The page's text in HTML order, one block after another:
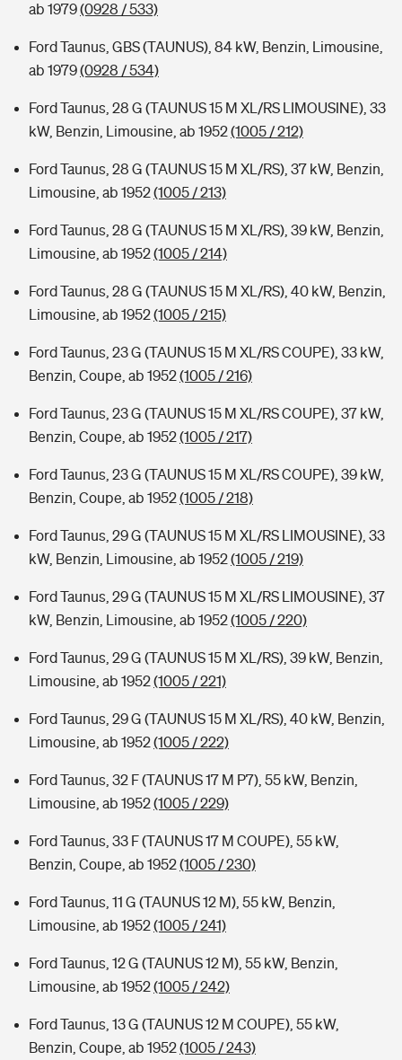
ab 1979(0928 / 533)
Ford Taunus, GBS (TAUNUS), 84 kW, Benzin, Limousine,
ab 1979(0928 / 534)
Ford Taunus, 28 G (TAUNUS 15 M XL/RS LIMOUSINE), 33
kW, Benzin, Limousine, ab 1952(1005 / 212)
Ford Taunus, 28 G (TAUNUS 15 M XL/RS), 37 kW, Benzin,
Limousine, ab 1952(1005 / 213)
Ford Taunus, 28 G (TAUNUS 15 M XL/RS), 39 kW, Benzin,
Limousine, ab 1952(1005 / 214)
Ford Taunus, 28 G (TAUNUS 15 M XL/RS), 40 kW, Benzin,
Limousine, ab 1952(1005 / 215)
Ford Taunus, 23 G (TAUNUS 15 M XL/RS COUPE), 33 kW,
Benzin, Coupe, ab 1952(1005 / 216)
Ford Taunus, 23 G (TAUNUS 15 M XL/RS COUPE), 37 kW,
Benzin, Coupe, ab 1952(1005 / 217)
Ford Taunus, 23 G (TAUNUS 15 M XL/RS COUPE), 39 kW,
Benzin, Coupe, ab 1952(1005 / 218)
Ford Taunus, 29 G (TAUNUS 15 M XL/RS LIMOUSINE), 33
kW, Benzin, Limousine, ab 1952(1005 / 219)
Ford Taunus, 29 G (TAUNUS 15 M XL/RS LIMOUSINE), 37
kW, Benzin, Limousine, ab 1952(1005 / 220)
Ford Taunus, 29 G (TAUNUS 15 M XL/RS), 39 kW, Benzin,
Limousine, ab 1952(1005 / 221)
Ford Taunus, 29 G (TAUNUS 15 M XL/RS), 40 kW, Benzin,
Limousine, ab 1952(1005 / 222)
Ford Taunus, 32 F (TAUNUS 17 M P7), 55 kW, Benzin,
Limousine, ab 1952(1005 / 229)
Ford Taunus, 33 F (TAUNUS 17 M COUPE), 55 kW,
Benzin, Coupe, ab 1952(1005 / 230)
Ford Taunus, 11 G (TAUNUS 12 M), 55 kW, Benzin,
Limousine, ab 1952(1005 / 241)
Ford Taunus, 12 G (TAUNUS 12 M), 55 kW, Benzin,
Limousine, ab 1952(1005 / 242)
Ford Taunus, 13 G (TAUNUS 12 M COUPE), 55 kW,
Benzin, Coupe, ab 1952(1005 / 243)